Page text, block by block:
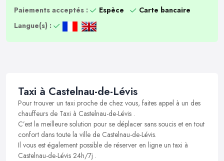
Paiements acceptés :
Espèce
Carte bancaire
Langue(s) :
Taxi à Castelnau-de-Lévis
Pour trouver un taxi proche de chez vous, faites appel à un des
chauffeurs de Taxi à Castelnau-de-Lévis .
C’est la meilleure solution pour se déplacer sans soucis et en tout
confort dans toute la ville de Castelnau-de-Lévis.
Il vous est également possible de réserver en ligne un taxi à
Castelnau-de-Lévis 24h/7j .